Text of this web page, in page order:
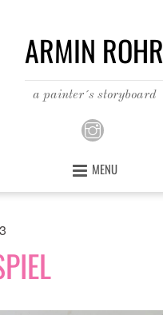
ARMIN ROHR
a painter´s storyboard
MENU